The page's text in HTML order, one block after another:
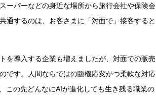
ーパーなどの身近な場所から旅行会社や保険会
通するのは、お客さまに「対面で」接客すると
を導入する企業も増えましたが、対面での販売
です。人間ならではの臨機応変かつ柔軟な対応
この先どんなにAIが進化しても生き残る職業の